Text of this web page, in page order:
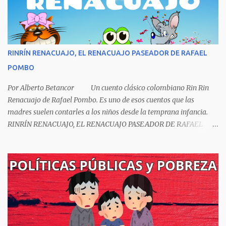
y sabiendo que sus posturas ideológicas eran un óbice para
obtenerlo, prefirió sus principios que el Nobel. Jorg...
RINRÍN RENACUAJO, EL RENACUAJO PASEADOR DE RAFAEL
POMBO
Por Alberto Betancor Un cuento clásico colombiano Rin Rin
Renacuajo de Rafael Pombo. Es uno de esos cuentos que las
madres suelen contarles a los niños desde la temprana infancia.
RINRÍN RENACUAJO, EL RENACUAJO PASEADOR DE RAFAEL
Sombrero encintado y chupa de boda. -¡Muchacho, no salgas!- le
grita mamá pero él hace un gesto y orondo se va. Halló en el
camino, a un ratón vecino Y le dijo: -¡amigo!- venga usted conmigo,
Visitemos juntos a doña ratona Y habrá francachela y habrá
comilona. A poco llegaron, y avanza ratón, Estírase el cuello, coge
el aldabón, Da dos o tres golpes, preguntan: ¿quién es? -Yo doña